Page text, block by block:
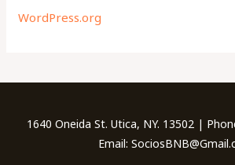
WordPress.org
1640 Oneida St. Utica, NY. 13502 |
Email: